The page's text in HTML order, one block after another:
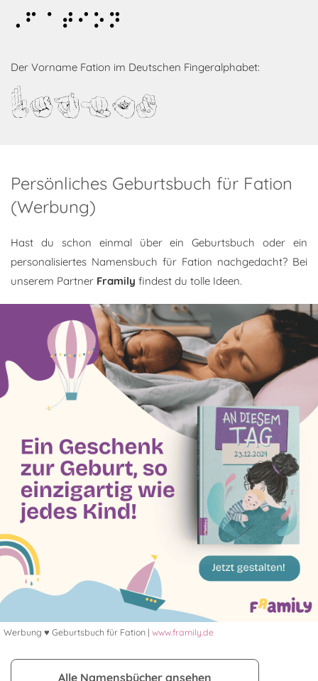
Fation
Der Vorname Fation im Deutschen Fingeralphabet:
Fation
Persönliches Geburtsbuch für Fation
(Werbung)
Hast du schon einmal über ein Geburtsbuch oder ein
personalisiertes Namensbuch für Fation nachgedacht? Bei
unserem Partner Framily findest du tolle Ideen.
Werbung ♥ Geburtsbuch für Fation | www.framily.de
Alle Namensbücher ansehen